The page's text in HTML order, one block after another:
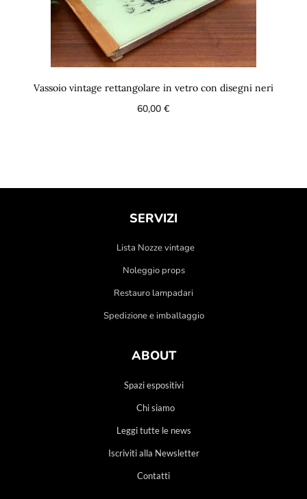
Vassoio vintage rettangolare in vetro con disegni neri
60,00€
SERVIZI
Lista Nozze vintage
Noleggio props
Restauro lampadari
Spedizione e imballaggio
ABOUT
Spazi espositivi
Chi siamo
Leggi tutte le news
Iscriviti alla Newsletter
Contatti